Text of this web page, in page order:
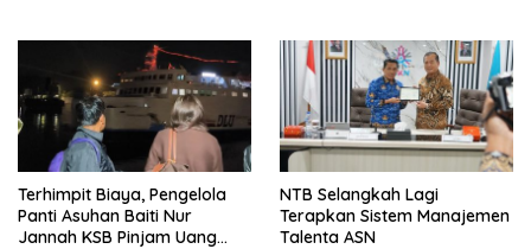
Terhimpit Biaya, Pengelola
Panti Asuhan Baiti Nur
Jannah KSB Pinjam Uang
NTB Selangkah Lagi
Terapkan Sistem Manajemen
Talenta ASN